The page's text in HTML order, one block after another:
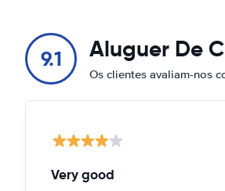
9.1 Aluguer De
Os clientes avaliam-nos
Very good